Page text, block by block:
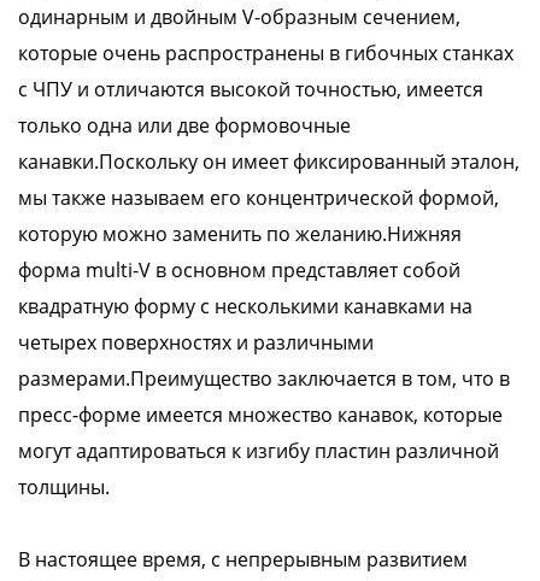
одинарным и двойным V-образным сечением,
которые очень распространены в гибочных станках
с ЧПУ и отличаются высокой точностью, имеется
только одна или две формовочные
канавки.Поскольку он имеет фиксированный эталон,
мы также называем его концентрической формой,
которую можно заменить по желанию.Нижняя
форма multi-V в основном представляет собой
квадратную форму с несколькими канавками на
четырех поверхностях и различными
размерами.Преимущество заключается в том, что в
пресс-форме имеется множество канавок, которые
могут адаптироваться к изгибу пластин различной
толщины.
В настоящее время, с непрерывным развитием